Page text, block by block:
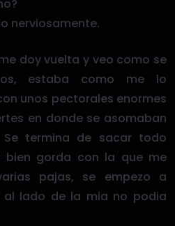
nerviosamente.
doy vuelta y veo como se
estaba como me lo
unos pectorales enormes
en donde se asomaban
Se termina de sacar todo
bien gorda con la que me
pajas, se empezo a
al lado de la mia no podia